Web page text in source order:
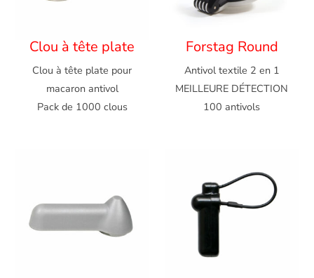
Clou à tête plate
Clou à tête plate pour
macaron antivol
Pack de 1000 clous
Forstag Round
Antivol textile 2 en 1
MEILLEURE DÉTECTION
100 antivols